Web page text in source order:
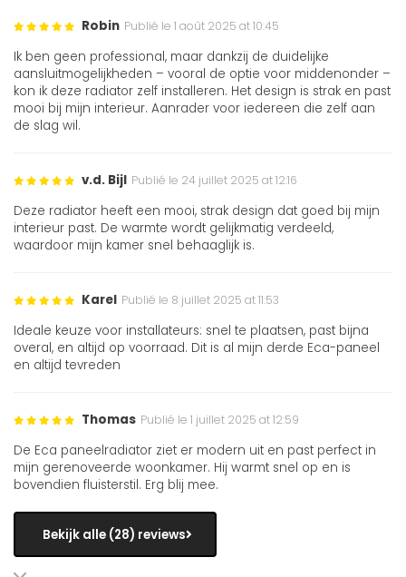
Robin Publié le 1 août 2025 at 10:45
Ik ben geen professional, maar dankzij de duidelijke
aansluitmogelijkheden – vooral de optie voor middenonder –
kon ik deze radiator zelf installeren. Het design is strak en past
mooi bij mijn interieur. Aanrader voor iedereen die zelf aan
de slag wil.
v.d. Bijl Publié le 24 juillet 2025 at 12:16
Deze radiator heeft een mooi, strak design dat goed bij mijn
interieur past. De warmte wordt gelijkmatig verdeeld,
waardoor mijn kamer snel behaaglijk is.
Karel Publié le 8 juillet 2025 at 11:53
Ideale keuze voor installateurs: snel te plaatsen, past bijna
overal, en altijd op voorraad. Dit is al mijn derde Eca-paneel
en altijd tevreden
Thomas Publié le 1 juillet 2025 at 12:59
De Eca paneelradiator ziet er modern uit en past perfect in
mijn gerenoveerde woonkamer. Hij warmt snel op en is
bovendien fluisterstil. Erg blij mee.
Bekijk alle (28) reviews